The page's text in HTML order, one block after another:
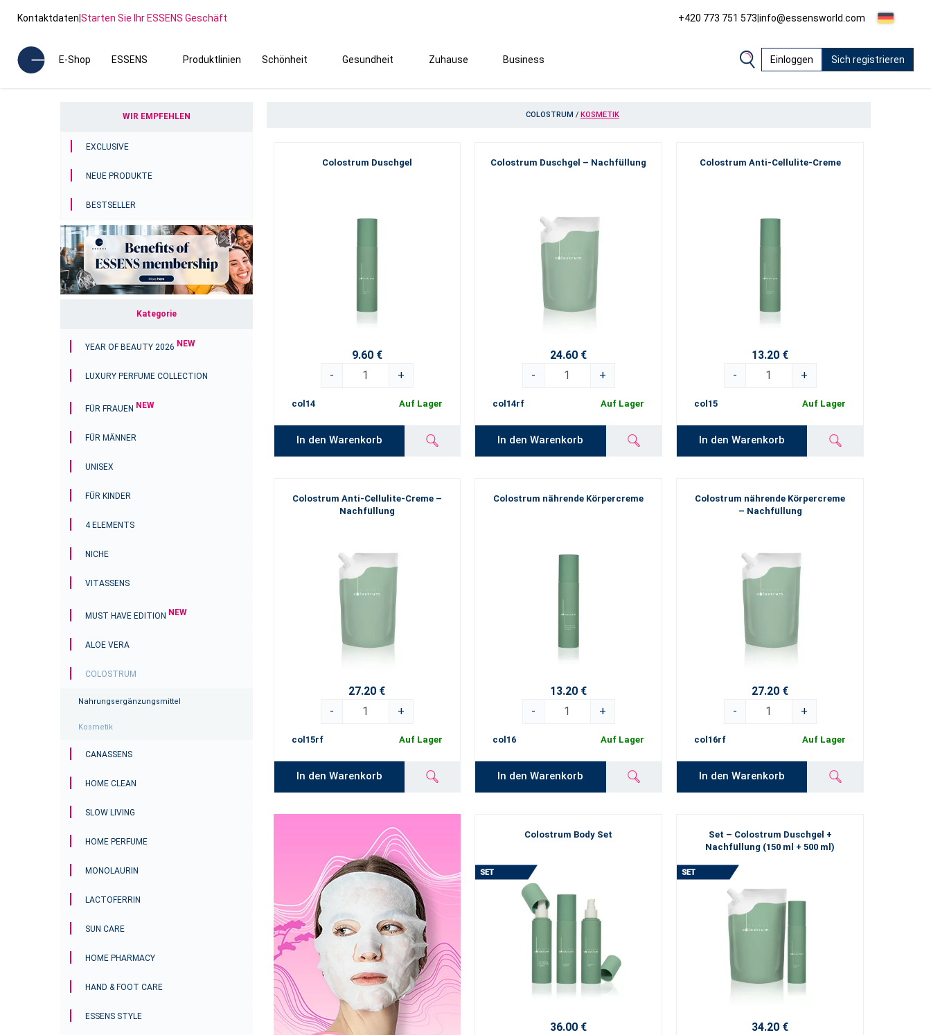
Kontaktdaten|Starten Sie Ihr ESSENS Geschäft +420 773 751 573|info@essensworld.com
E-Shop ESSENS Produktlinien Schönheit Gesundheit Zuhause Business Einloggen Sich registrieren
WIR EMPFEHLEN
EXCLUSIVE
NEUE PRODUKTE
BESTSELLER
Kategorie
YEAR OF BEAUTY 2026 NEW
LUXURY PERFUME COLLECTION
FÜR FRAUEN NEW
FÜR MÄNNER
UNISEX
FÜR KINDER
4 ELEMENTS
NICHE
VITASSENS
MUST HAVE EDITION NEW
ALOE VERA
COLOSTRUM
Nahrungsergänzungsmittel
Kosmetik
CANASSENS
HOME CLEAN
SLOW LIVING
HOME PERFUME
MONOLAURIN
LACTOFERRIN
SUN CARE
HOME PHARMACY
HAND & FOOT CARE
ESSENS STYLE
COLOSTRUM / KOSMETIK
Colostrum Duschgel
9.60 €
-
+
col14 Auf Lager
In den Warenkorb
Colostrum Duschgel – Nachfüllung
24.60 €
-
+
col14rf Auf Lager
In den Warenkorb
Colostrum Anti-Cellulite-Creme
13.20 €
-
+
col15 Auf Lager
In den Warenkorb
Colostrum Anti-Cellulite-Creme –
Nachfüllung
27.20 €
-
+
col15rf Auf Lager
In den Warenkorb
Colostrum nährende Körpercreme
13.20 €
-
+
col16 Auf Lager
In den Warenkorb
Colostrum nährende Körpercreme
– Nachfüllung
27.20 €
-
+
col16rf Auf Lager
In den Warenkorb
Colostrum Body Set
36.00 €
Set – Colostrum Duschgel +
Nachfüllung (150 ml + 500 ml)
34.20 €